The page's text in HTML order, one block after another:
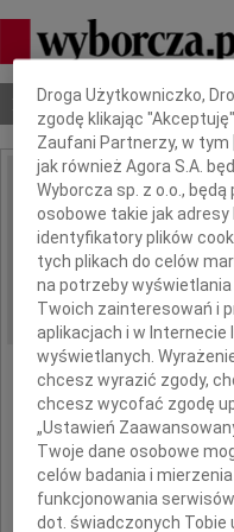
Nekrologi Odeszli
IMIĘ I NAZWISKO:
REGION: Lublin
DATA EMISJI:
Z głębokim
w 95 roku
Dbamy o Twoją
Droga Użytkowniczko,
zgodę klikając
Zaufani Partnerzy, w tym
jak również Agora S.A.
Wyborcza sp. z o.o.,
osobowe takie jak adresy
identyfikatory plików
tych plikach do celów
na potrzeby
Twoich zainteresowań i
aplikacjach i w
wyświetlanych.
chcesz wyrazić zgody,
chcesz wycofać zgodę
„Ustawień
Twoje dane osobowe
celów badania i
funkcjonowania
dot. świadczonych Tobie